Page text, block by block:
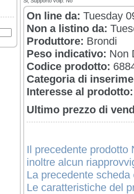
On line da: Tuesday
Non a listino da:
Produttore: Brondi
Peso indicativo: Non
Codice prodotto:
Categoria di
Interesse al prodotto:
Ultimo prezzo di
Il precedente prodotto
inoltre alcun
La precedente
Le caratteristiche del